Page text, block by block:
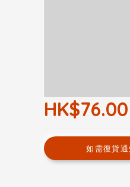
HK$76.00
如需復貨通